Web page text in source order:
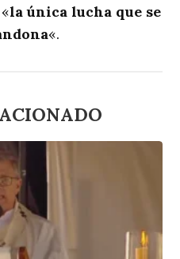
la única lucha que se
«.